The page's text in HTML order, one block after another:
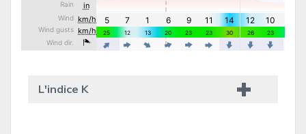
L'indice K